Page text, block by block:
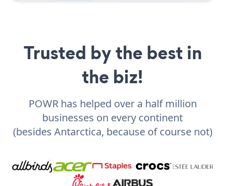
Trusted by the best in
the biz!
POWR has helped over a half million
businesses on every continent
(besides Antarctica, because of course not)